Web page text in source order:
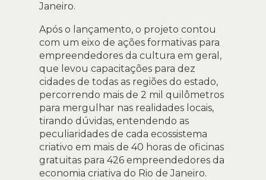
Janeiro.
Após o lançamento, o projeto contou
com um eixo de ações formativas para
empreendedores da cultura em geral,
que levou capacitações para dez
cidades de todas as regiões do estado,
percorrendo mais de 2 mil quilômetros
para mergulhar nas realidades locais,
tirando dúvidas, entendendo as
peculiaridades de cada ecossistema
criativo em mais de 40 horas de oficinas
gratuitas para 426 empreendedores da
economia criativa do Rio de Janeiro.